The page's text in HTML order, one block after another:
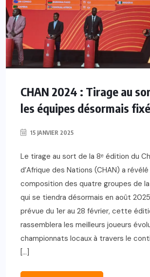
CHAN 2024 : Tirage au
les équipes désormais
15 JANVIER 2025
Le tirage au sort de la 8ᵉ édition du
d’Afrique des Nations (CHAN) a révélé
composition des quatre groupes de
qui se tiendra désormais en août
prévue du 1er au 28 février, cette
rassemblera les meilleurs joueurs
championnats locaux à travers le
[…]